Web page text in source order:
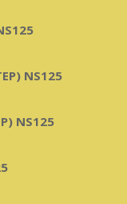
NS125
NS125